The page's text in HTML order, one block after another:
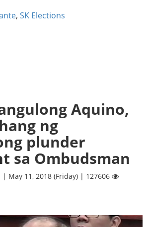
, SK Elections
Aquino,
ng
plunder
sa Ombudsman
| May 11, 2018 (Friday) | 127606